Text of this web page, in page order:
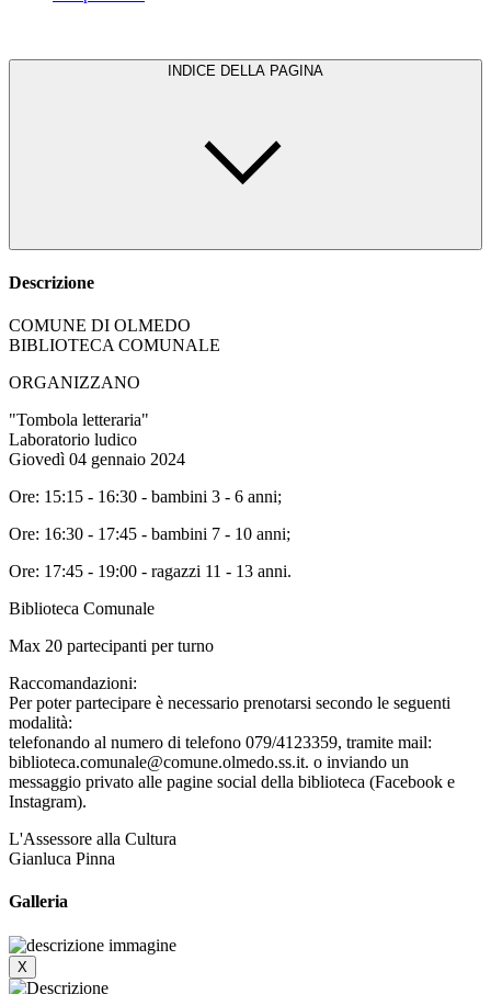
INDICE DELLA PAGINA
Descrizione
COMUNE DI OLMEDO
BIBLIOTECA COMUNALE
ORGANIZZANO
"Tombola letteraria"
Laboratorio ludico
Giovedì 04 gennaio 2024
Ore: 15:15 - 16:30 - bambini 3 - 6 anni;
Ore: 16:30 - 17:45 - bambini 7 - 10 anni;
Ore: 17:45 - 19:00 - ragazzi 11 - 13 anni.
Biblioteca Comunale
Max 20 partecipanti per turno
Raccomandazioni:
Per poter partecipare è necessario prenotarsi secondo le seguenti
modalità:
telefonando al numero di telefono 079/4123359, tramite mail:
biblioteca.comunale@comune.olmedo.ss.it. o inviando un
messaggio privato alle pagine social della biblioteca (Facebook e
Instagram).
L'Assessore alla Cultura
Gianluca Pinna
Galleria
X